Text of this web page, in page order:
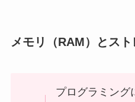
メモリ（RAM）とス
プログラミング